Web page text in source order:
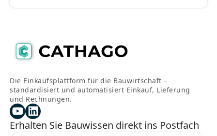
Die Einkaufsplattform für die Bauwirtschaft –
standardisiert und automatisiert Einkauf, Lieferung
und Rechnungen.
Erhalten Sie Bauwissen direkt ins Postfach